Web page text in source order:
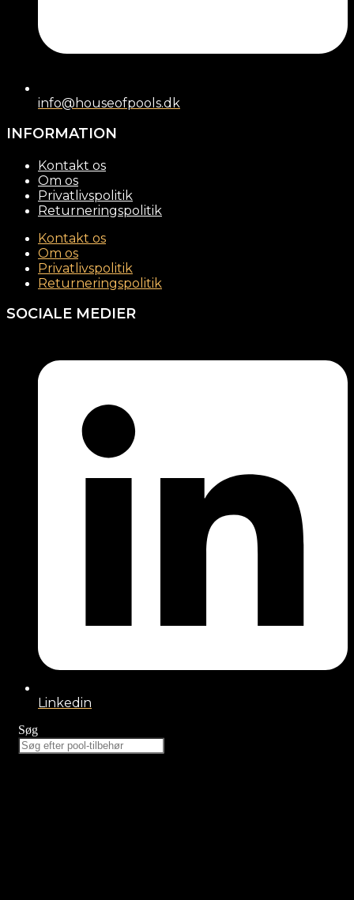
info@houseofpools.dk
INFORMATION
Kontakt os
Om os
Privatlivspolitik
Returneringspolitik
Kontakt os
Om os
Privatlivspolitik
Returneringspolitik
SOCIALE MEDIER
Linkedin
Søg